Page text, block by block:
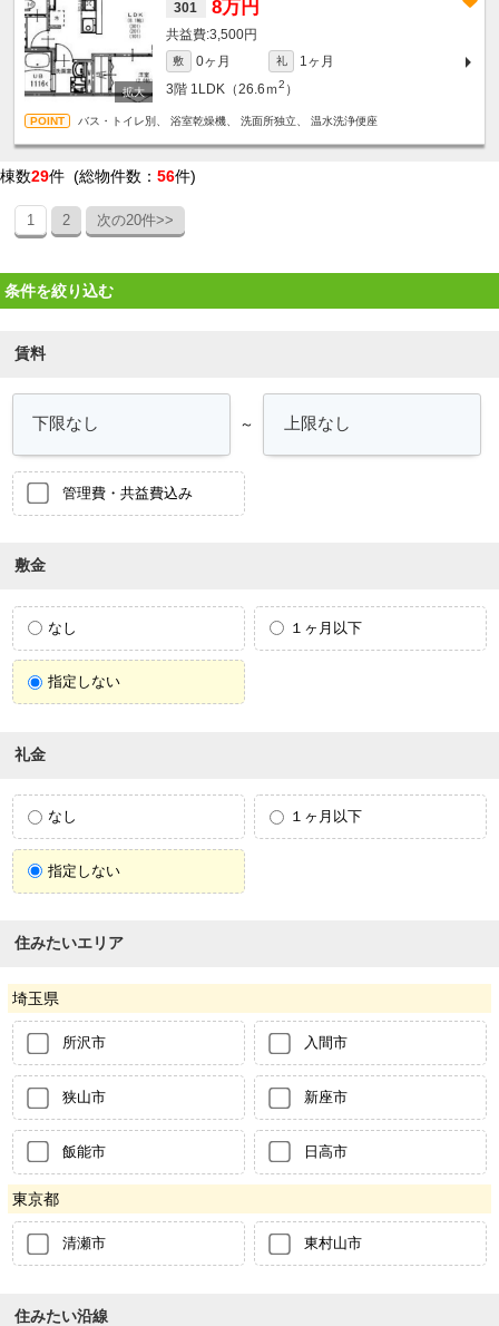
301 8万円
3,500円
敷 0ヶ月 礼
1ヶ月
3階 1LDK（26.6ｍ2 ）
バス・トイレ別、 浴室乾燥機、 洗面所独立、 温水洗浄便座
棟数29件 (総物件数： 56件)
1 2 次の20件>>
条件を絞り込む
賃料
～
管理費・共益費込み
敷金
なし １ヶ月以下
指定しない
礼金
なし １ヶ月以下
指定しない
住みたいエリア
埼玉県
所沢市 入間市
狭山市 新座市
飯能市 日高市
東京都
清瀬市 東村山市
住みたい沿線